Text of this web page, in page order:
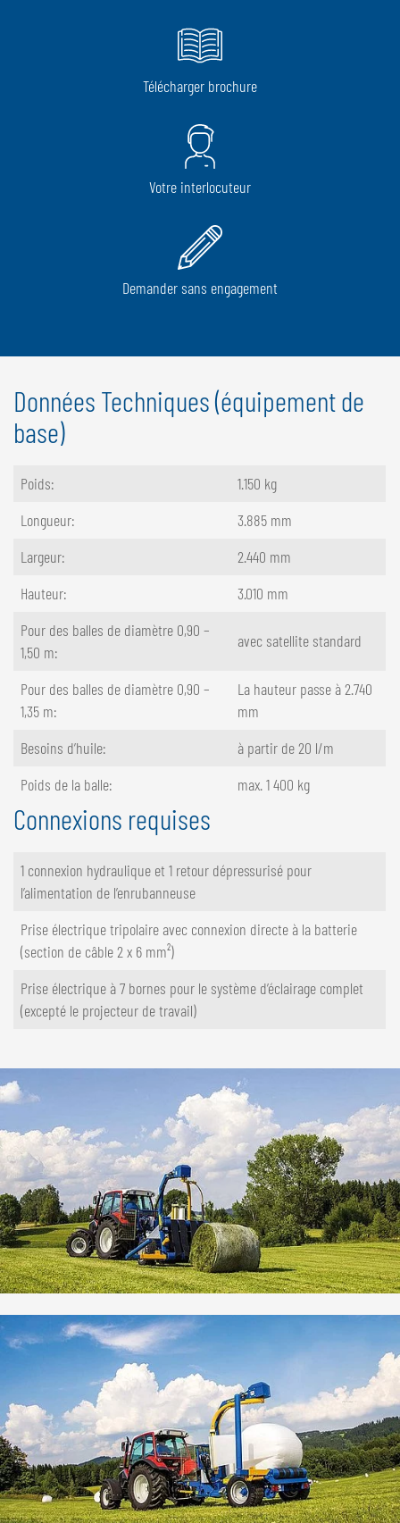
Télécharger brochure
Votre interlocuteur
Demander sans engagement
Données Techniques (équipement de
base)
Poids:
1.150 kg
Longueur:
3.885 mm
Largeur:
2.440 mm
Hauteur:
3.010 mm
Pour des balles de diamètre 0,90 –
1,50 m:
avec satellite standard
Pour des balles de diamètre 0,90 –
1,35 m:
La hauteur passe à 2.740
mm
Besoins d’huile:
à partir de 20 l/m
Poids de la balle:
max. 1 400 kg
Connexions requises
1 connexion hydraulique et 1 retour dépressurisé pour
l’alimentation de l’enrubanneuse
Prise électrique tripolaire avec connexion directe à la batterie
(section de câble 2 x 6 mm²)
Prise électrique à 7 bornes pour le système d’éclairage complet
(excepté le projecteur de travail)